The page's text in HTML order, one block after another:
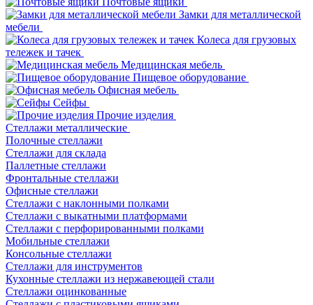
Замки для металлической
мебели
Колеса для грузовых
тележек и тачек
Медицинская мебель
Пищевое оборудование
Офисная мебель
Сейфы
Прочие изделия
Стеллажи металлические
Полочные стеллажи
Стеллажи для склада
Паллетные стеллажи
Фронтальные стеллажи
Офисные стеллажи
Стеллажи с наклонными полками
Стеллажи с выкатными платформами
Стеллажи с перфорированными полками
Мобильные стеллажи
Консольные стеллажи
Стеллажи для инструментов
Кухонные стеллажи из нержавеющей стали
Стеллажи оцинкованные